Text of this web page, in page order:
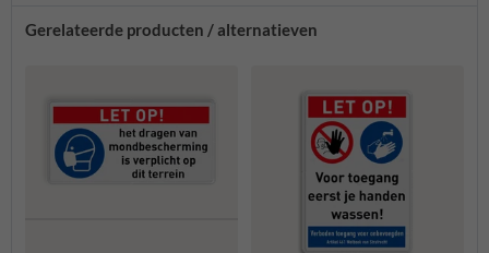
Gerelateerde producten / alternatieven